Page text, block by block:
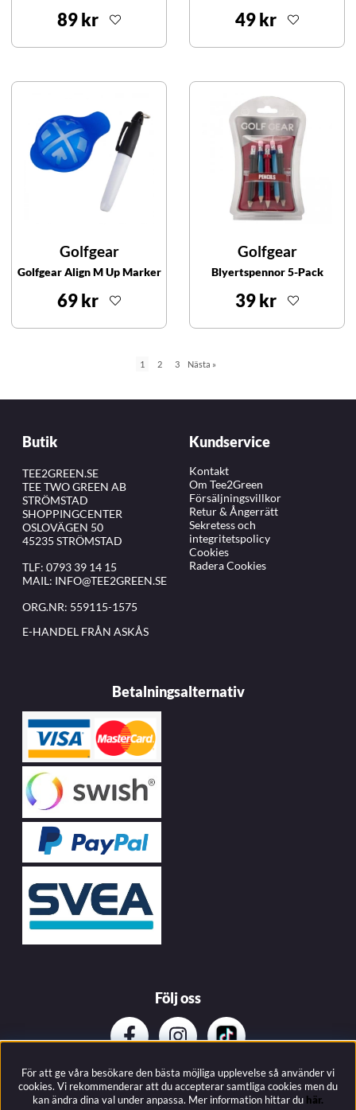
89 kr 49 kr
Golfgear
Golfgear Align M Up Marker
69 kr
Golfgear
Blyertspennor 5-Pack
39 kr
1 2 3 Nästa »
Butik
TEE2GREEN.SE
TEE TWO GREEN AB
STRÖMSTAD
SHOPPINGCENTER
OSLOVÄGEN 50
45235 STRÖMSTAD
TLF: 0793 39 14 15
MAIL: INFO@TEE2GREEN.SE
ORG.NR: 559115-1575
E-HANDEL FRÅN ASKÅS
Kundservice
Kontakt
Om Tee2Green
Försäljningsvillkor
Retur & Ångerrätt
Sekretess och
integritetspolicy
Cookies
Radera Cookies
Betalningsalternativ
Följ oss
Prenumerera på vårat nyhetsbrev
För att ge våra besökare den bästa möjliga upplevelse så använder vi
cookies. Vi rekommenderar att du accepterar samtliga cookies men du
kan ändra dina val under anpassa. Mer information hittar du här.